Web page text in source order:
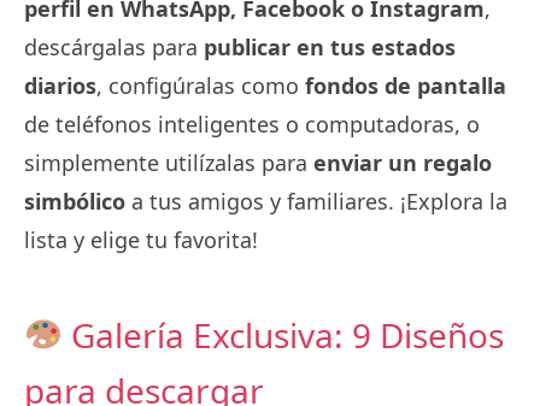
perfil en WhatsApp, Facebook o Instagram,
descárgalas para publicar en tus estados
diarios, configúralas como fondos de pantalla
de teléfonos inteligentes o computadoras, o
simplemente utilízalas para enviar un regalo
simbólico a tus amigos y familiares. ¡Explora la
lista y elige tu favorita!
Galería Exclusiva: 9 Diseños
para descargar